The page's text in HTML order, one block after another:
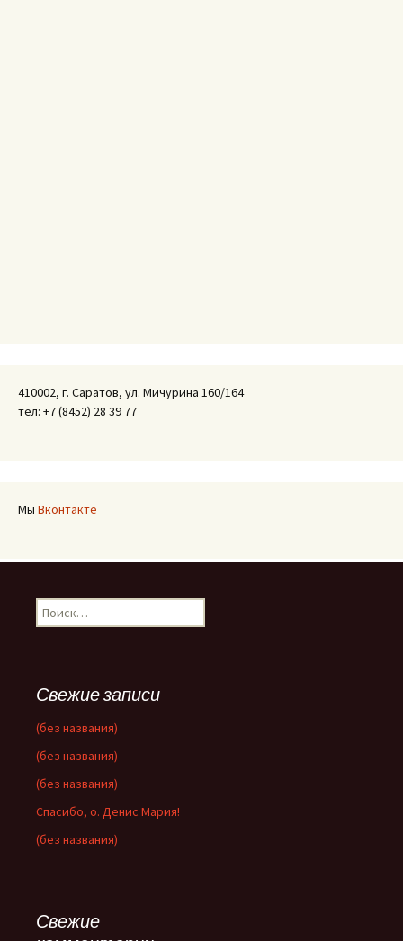
410002, г. Саратов, ул. Мичурина 160/164
тел: +7 (8452) 28 39 77
Мы Вконтакте
Найти:
Свежие записи
(без названия)
(без названия)
(без названия)
Спасибо, о. Денис Мария!
(без названия)
Свежие